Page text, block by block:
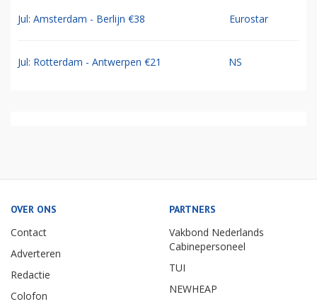
Jul: Amsterdam - Berlijn €38 Eurostar
Jul: Rotterdam - Antwerpen €21 NS
OVER ONS
Contact
Adverteren
Redactie
Colofon
PARTNERS
Vakbond Nederlands
Cabinepersoneel
TUI
NEWHEAP